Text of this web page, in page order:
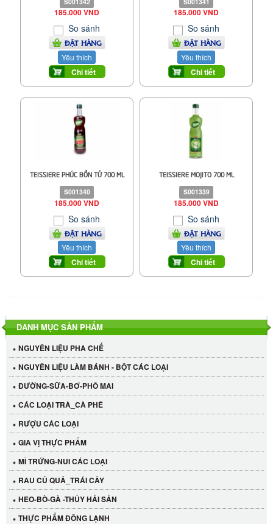
185.000 VND
So sánh
ĐẶT HÀNG
Yêu thích
Chi tiết
185.000 VND
So sánh
ĐẶT HÀNG
Yêu thích
Chi tiết
TEISSIERE PHÚC BỒN TỬ 700 ML
S001340
185.000 VND
So sánh
ĐẶT HÀNG
Yêu thích
Chi tiết
TEISSIERE MOJITO 700 ML
S001339
185.000 VND
So sánh
ĐẶT HÀNG
Yêu thích
Chi tiết
DANH MỤC SẢN PHẨM
NGUYÊN LIỆU PHA CHẾ
NGUYÊN LIỆU LÀM BÁNH - BỘT CÁC LOẠI
ĐƯỜNG-SỮA-BƠ-PHÔ MAI
CÁC LOẠI TRÀ_CÀ PHÊ
RƯỢU CÁC LOẠI
GIA VỊ THỰC PHẨM
MÌ TRỨNG-NUI CÁC LOẠI
RAU CỦ QUẢ_TRÁI CÂY
HEO-BÒ-GÀ -THỦY HẢI SẢN
THỰC PHẨM ĐÔNG LẠNH